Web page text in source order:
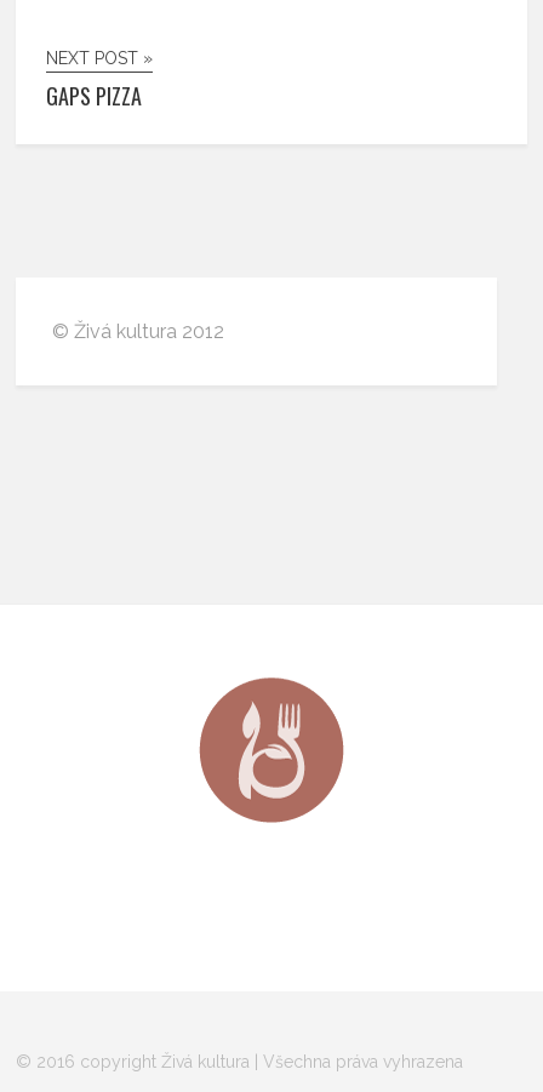
NEXT POST »
GAPS PIZZA
© Živá kultura 2012
© 2016 copyright Živá kultura | Všechna práva vyhrazena